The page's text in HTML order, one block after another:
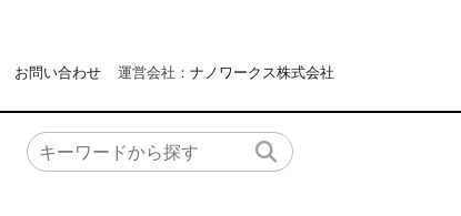
お問い合わせ 運営会社： ナノワークス株式会社